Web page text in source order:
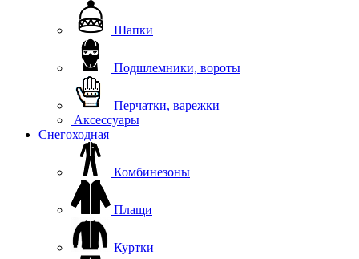
Шапки
Подшлемники, вороты
Перчатки, варежки
Аксессуары
Снегоходная
Комбинезоны
Плащи
Куртки